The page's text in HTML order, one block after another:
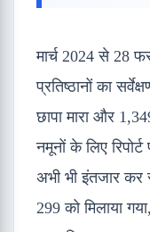
मार्च 2024 से 28
प्रतिष्ठानों का
छापा मारा और
नमूनों के लिए
अभी भी इंतजार कर
299 को मिलाया